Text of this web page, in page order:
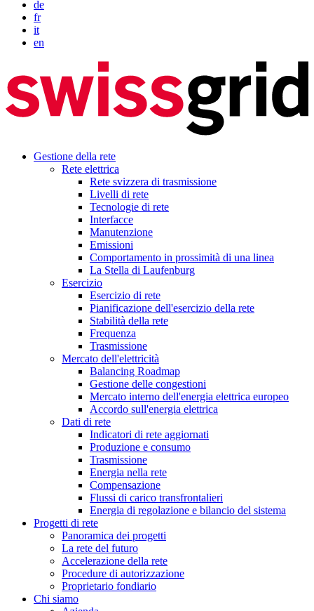
de
fr
it
en
Gestione della rete
Rete elettrica
Rete svizzera di trasmissione
Livelli di rete
Tecnologie di rete
Interfacce
Manutenzione
Emissioni
Comportamento in prossimità di una linea
La Stella di Laufenburg
Esercizio
Esercizio di rete
Pianificazione dell'esercizio della rete
Stabilità della rete
Frequenza
Trasmissione
Mercato dell'elettricità
Balancing Roadmap
Gestione delle congestioni
Mercato interno dell'energia elettrica europeo
Accordo sull'energia elettrica
Dati di rete
Indicatori di rete aggiornati
Produzione e consumo
Trasmissione
Energia nella rete
Compensazione
Flussi di carico transfrontalieri
Energia di regolazione e bilancio del sistema
Progetti di rete
Panoramica dei progetti
La rete del futuro
Accelerazione della rete
Procedure di autorizzazione
Proprietario fondiario
Chi siamo